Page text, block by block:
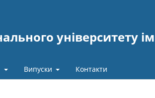
університету
Випуски Контакти